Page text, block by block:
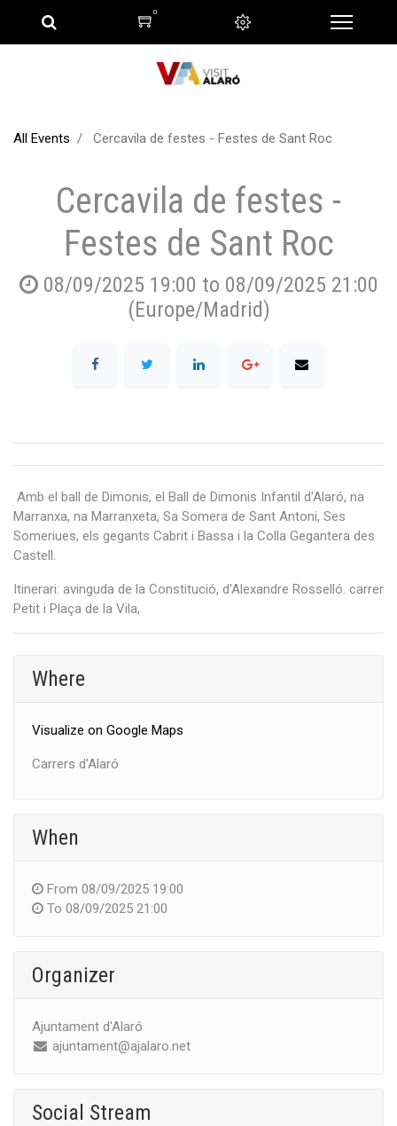
0
All Events Cercavila de festes - Festes de Sant Roc
Cercavila de festes -
Festes de Sant Roc
08/09/2025 19:00 to 08/09/2025 21:00
(Europe/Madrid)
Amb el ball de Dimonis, el Ball de Dimonis Infantil d'Alaró, na
Marranxa, na Marranxeta, Sa Somera de Sant Antoni, Ses
Someriues, els gegants Cabrit i Bassa i la Colla Gegantera des
Castell.
Itinerari: avinguda de la Constitució, d'Alexandre Rosselló. carrer
Petit i Plaça de la Vila,
Where
Visualize on Google Maps
Carrers d'Alaró
When
From 08/09/2025 19:00
To 08/09/2025 21:00
Organizer
Ajuntament d'Alaró
ajuntament@ajalaro.net
Social Stream